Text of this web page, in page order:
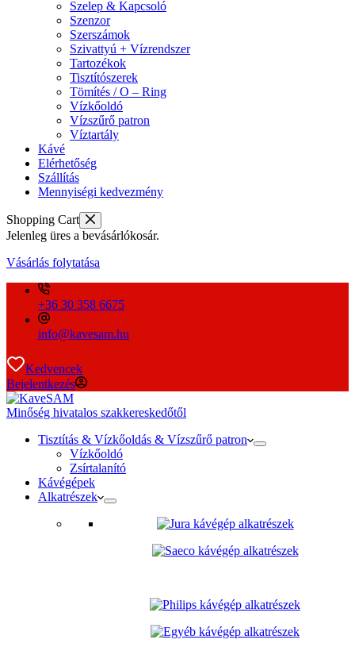
Szelep & Kapcsoló
Szenzor
Szerszámok
Szivattyú + Vízrendszer
Tartozékok
Tisztítószerek
Tömítés / O – Ring
Vízkőoldó
Vízszűrő patron
Víztartály
Kávé
Elérhetőség
Szállítás
Mennyiségi kedvezmény
Shopping Cart
Jelenleg üres a bevásárlókosár.
Vásárlás folytatása
+36 30 358 6675
info@kavesam.hu
Kedvencek
Bejelentkezés
Minőség hivatalos szakkereskedőtől
Tisztítás & Vízkőoldás & Vízszűrő patron
Vízkőoldó
Zsírtalanító
Kávégépek
Alkatrészek